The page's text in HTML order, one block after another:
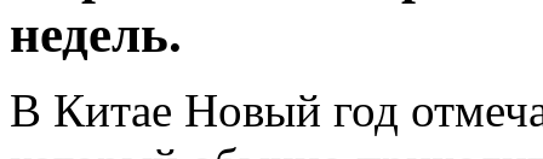
недель.
В Китае Новый год